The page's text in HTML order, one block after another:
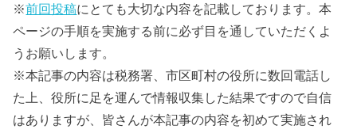
※前回投稿にとても大切な内容を記載しております。本
ページの手順を実施する前に必ず目を通していただくよ
うお願いします。
※本記事の内容は税務署、市区町村の役所に数回電話し
た上、役所に足を運んで情報収集した結果ですので自信
はありますが、皆さんが本記事の内容を初めて実施され